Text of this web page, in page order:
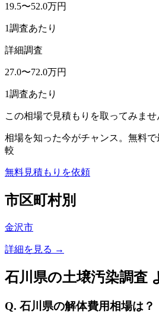
19.5〜52.0万円
1調査あたり
詳細調査
27.0〜72.0万円
1調査あたり
この相場で見積もりを取ってみませ
相場を知った今がチャンス。無料
較
無料見積もりを依頼
市区町村別
金沢市
詳細を見る →
石川県の土壌汚染調査
Q. 石川県の解体費用相場は？